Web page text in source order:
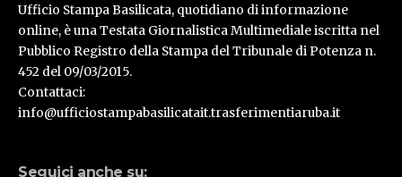
Ufficio Stampa Basilicata, quotidiano di informazione
online, è una Testata Giornalistica Multimediale iscritta nel
Pubblico Registro della Stampa del Tribunale di Potenza n.
452 del 09/03/2015.
Contattaci:
info@ufficiostampabasilicatait.trasferimentiaruba.it
Seguici anche su: